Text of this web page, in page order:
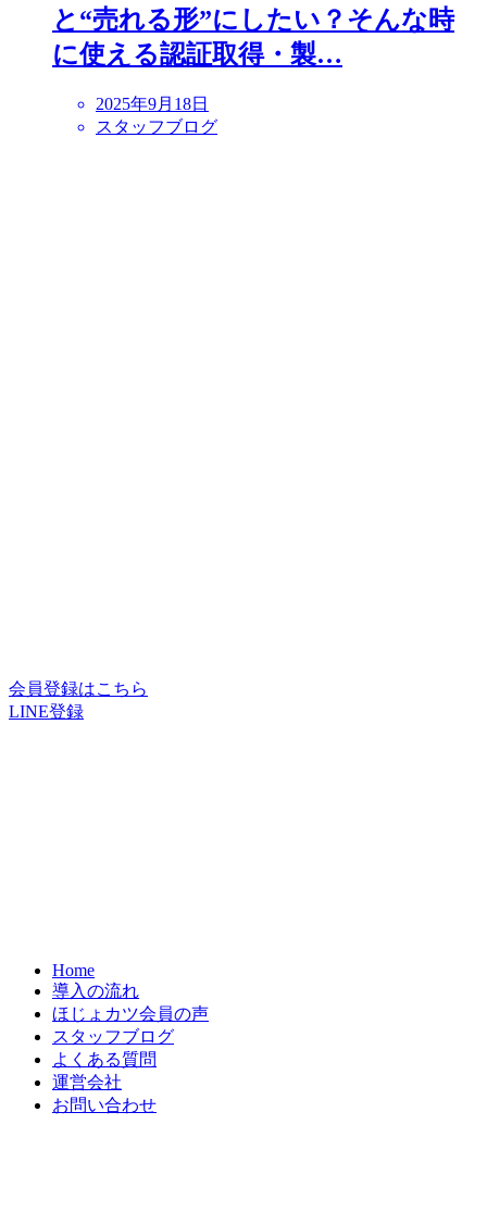
と“売れる形”にしたい？そんな時
に使える認証取得・製…
2025年9月18日
スタッフブログ
会員登録はこちら
LINE登録
Home
導入の流れ
ほじょカツ会員の声
スタッフブログ
よくある質問
運営会社
お問い合わせ